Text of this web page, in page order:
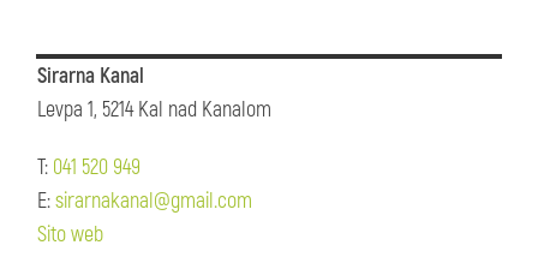
Sirarna Kanal
Levpa 1, 5214 Kal nad Kanalom
T: 041 520 949
E:sirarnakanal@gmail.com
Sito web